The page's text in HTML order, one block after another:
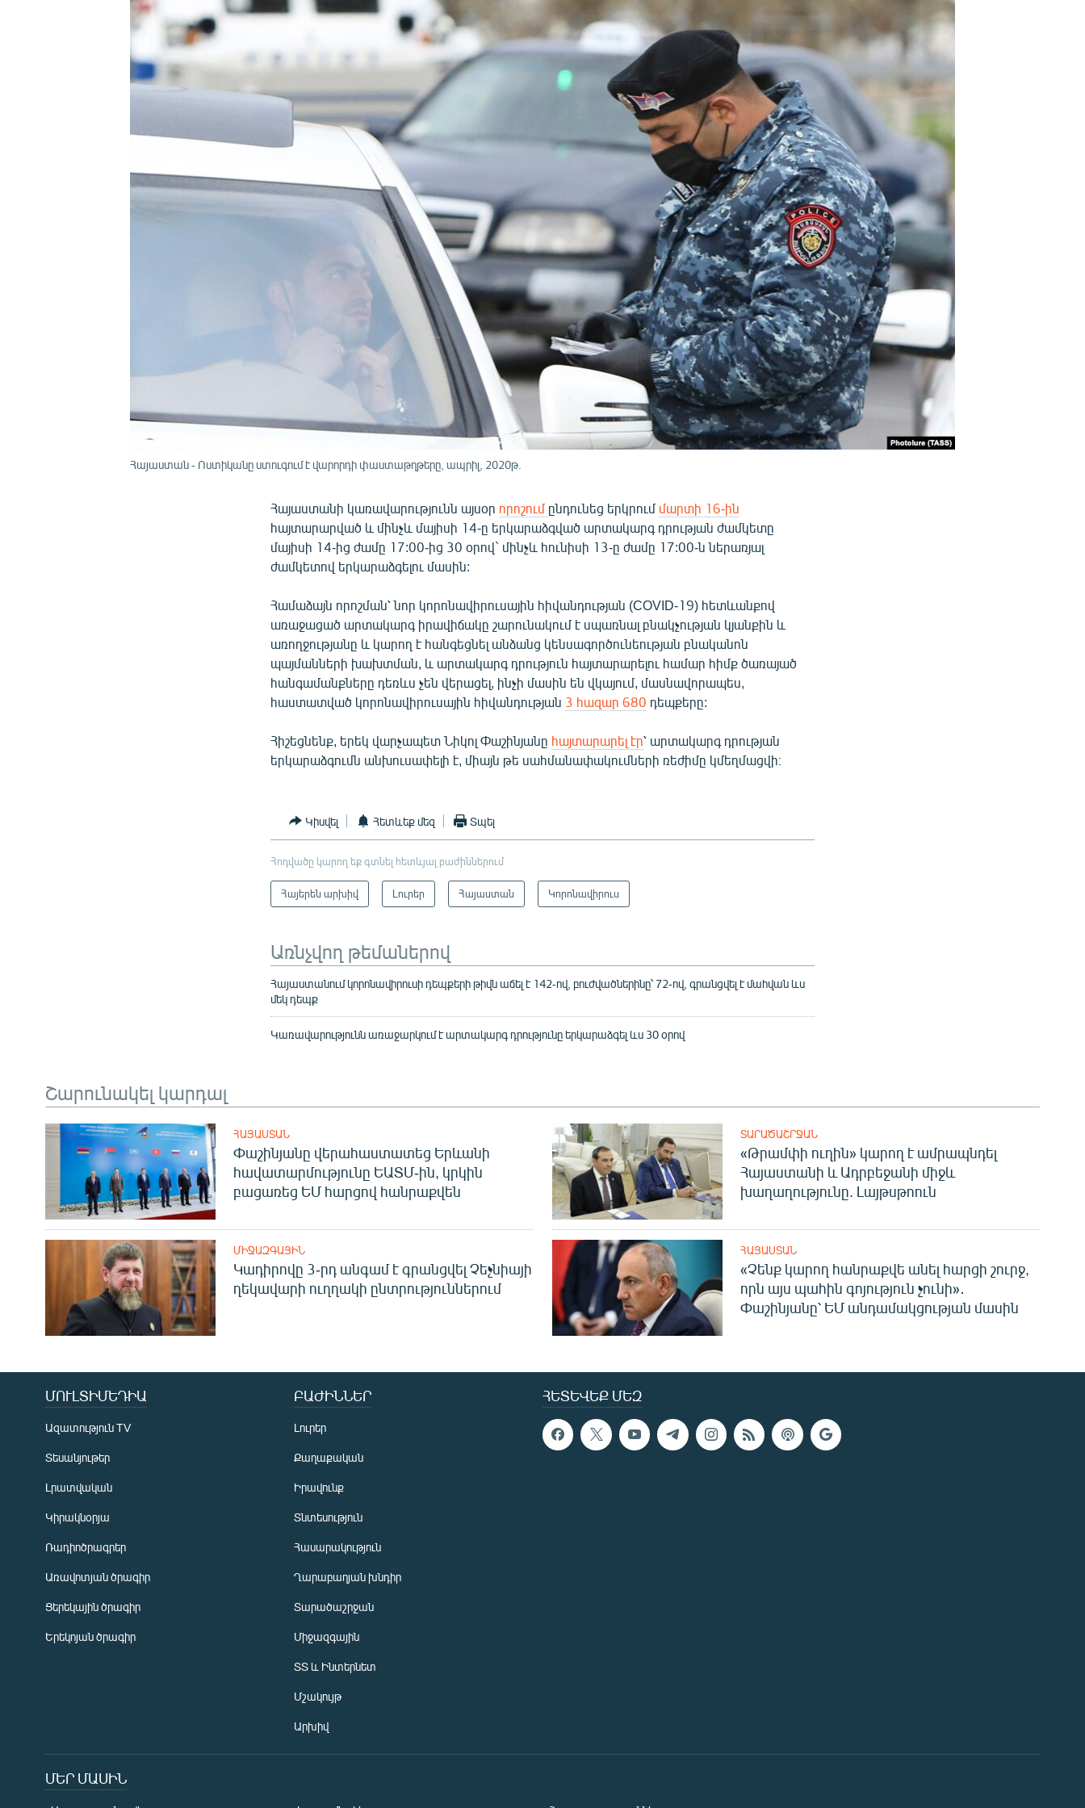
ՄԵԿՆԱԲԱՆՈՒԹՅՈՒՆ
Հայաստան - Ոստիկանը ստուգում է վարորդի փաստաթղթերը, ապրիլ, 2020թ.
Հայաստանի կառավարությունն այսօր որոշում ընդունեց երկրում մարտի 16-ին
հայտարարված և մինչև մայիսի 14-ը երկարաձգված արտակարգ դրության ժամկետը
մայիսի 14-ից ժամը 17:00-ից 30 օրով` մինչև հունիսի 13-ը ժամը 17:00-ն ներառյալ
ժամկետով երկարաձգելու մասին:
Համաձայն որոշման՝ նոր կորոնավիրուսային հիվանդության (COVID-19) հետևանքով
առաջացած արտակարգ իրավիճակը շարունակում է սպառնալ բնակչության կյանքին և
առողջությանը և կարող է հանգեցնել անձանց կենսագործունեության բնականոն
պայմանների խախտման, և արտակարգ դրություն հայտարարելու համար հիմք ծառայած
հանգամանքները դեռևս չեն վերացել, ինչի մասին են վկայում, մասնավորապես,
հաստատված կորոնավիրուսային հիվանդության 3 հազար 680 դեպքերը:
Հիշեցնենք, երեկ վարչապետ Նիկոլ Փաշինյանը հայտարարել էր՝ արտակարգ դրության
երկարաձգումն անխուսափելի է, միայն թե սահմանափակումների ռեժիմը կմեղմացվի։
Կիսվել Հետևեք մեզ Տպել
Հոդվածը կարող եք գտնել հետևյալ բաժիններում
Հայերեն արխիվ Լուրեր Հայաստան Կորոնավիրուս
Առնչվող թեմաներով
Հայաստանում կորոնավիրուսի դեպքերի թիվն աճել է 142-ով, բուժվածներինը՝ 72-ով, գրանցվել է մահվան ևս
մեկ դեպք
Կառավարությունն առաջարկում է արտակարգ դրությունը երկարաձգել ևս 30 օրով
Շարունակել կարդալ
ՀԱՅԱՍՏԱՆ
Փաշինյանը վերահաստատեց Երևանի
հավատարմությունը ԵԱՏՄ-ին, կրկին
բացառեց ԵՄ հարցով հանրաքվեն
ՏԱՐԱԾԱՇՐՋԱՆ
«Թրամփի ուղին» կարող է ամրապնդել
Հայաստանի և Ադրբեջանի միջև
խաղաղությունը. Լայթսթոուն
ՄԻՋԱԶԳԱՅԻՆ
Կադիրովը 3-րդ անգամ է գրանցվել Չեչնիայի
ղեկավարի ուղղակի ընտրություններում
ՀԱՅԱՍՏԱՆ
«Չենք կարող հանրաքվե անել հարցի շուրջ,
որն այս պահին գոյություն չունի»․
Փաշինյանը՝ ԵՄ անդամակցության մասին
ՀԵՏԵՎԵՔ ՄԵԶ
ՄՈՒԼՏԻՄԵԴԻԱ
Ազատություն TV
Տեսանյութեր
Լրատվական
Կիրակնօրյա
Ռադիոծրագրեր
Առավոտյան ծրագիր
Ցերեկային ծրագիր
Երեկոյան ծրագիր
ԲԱԺԻՆՆԵՐ
Լուրեր
Քաղաքական
Իրավունք
Տնտեսություն
Հասարակություն
Ղարաբաղյան խնդիր
Տարածաշրջան
Միջազգային
ՏՏ և Ինտերնետ
Մշակույթ
Արխիվ
ՄԵՐ ՄԱՍԻՆ